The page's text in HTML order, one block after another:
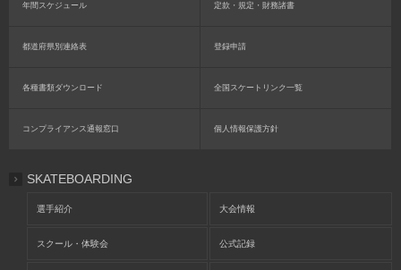
年間スケジュール 定款・規定・財務諸書
都道府県別連絡表 登録申請
各種書類ダウンロード 全国スケートリンク一覧
コンプライアンス通報窓口 個人情報保護方針
SKATEBOARDING
選手紹介 大会情報
スクール・体験会 公式記録